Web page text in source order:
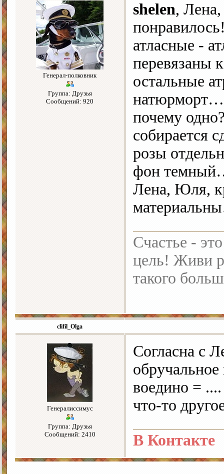
Генерал-полковник
Группа: Друзья
Сообщений: 920
shelen, Лена,
атласные -
перевязаны
остальные
почему
собирается
розы
фон
Лена, Юля,
Счастье -
цель! Живи
такого
clifil_Olga
Генералиссимус
Группа: Друзья
Сообщений: 2410
Согласна с
воедино =
что-то
В Контакте